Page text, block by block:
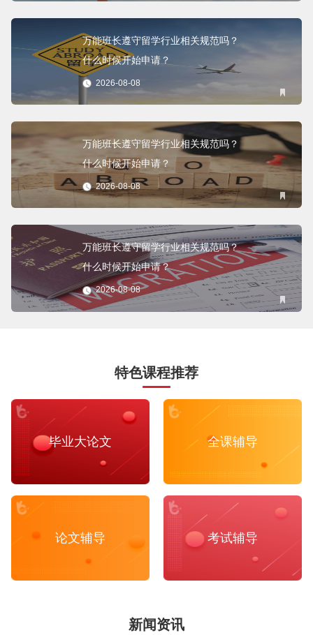
万能班长遵守留学行业相关规范吗？
什么时候开始申请？
2026-08-08
万能班长遵守留学行业相关规范吗？
什么时候开始申请？
2026-08-08
万能班长遵守留学行业相关规范吗？
什么时候开始申请？
2026-08-08
特色课程推荐
毕业大论文 全课辅导
论文辅导 考试辅导
新闻资讯